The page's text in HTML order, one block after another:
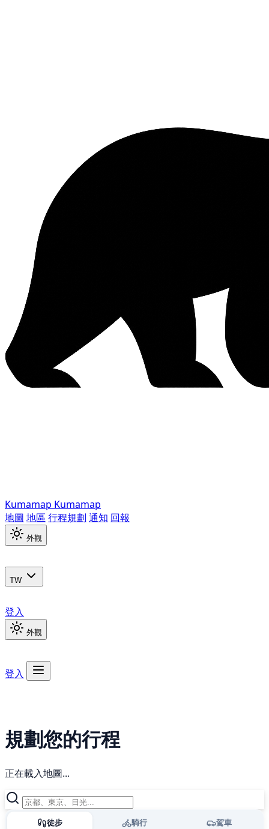
Kumamap Kumamap
地圖 地區 行程規劃 通知 回報
外觀
TW
登入
外觀
登入
規劃您的行程
正在載入地圖...
徒步 騎行 駕車